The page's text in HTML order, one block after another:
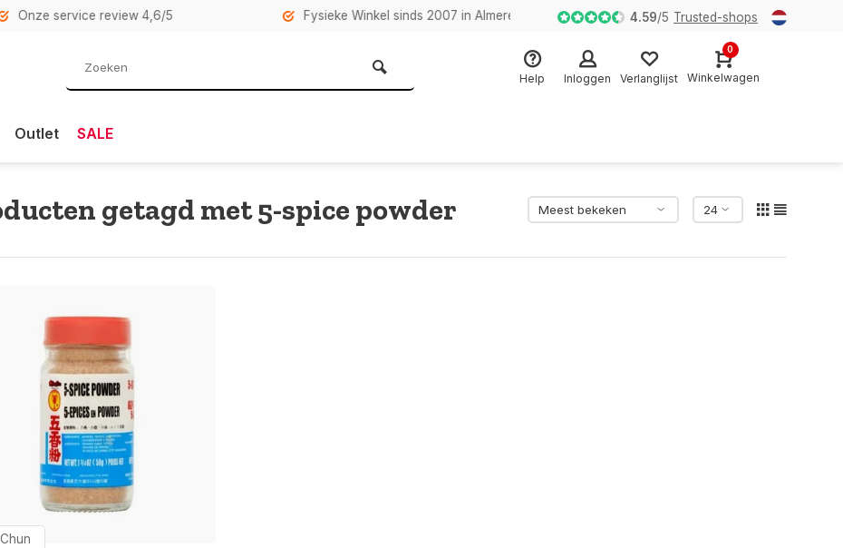
service review 4,6/5 Fysieke Winkel sinds 2007 in Almere 4.59/5 Trusted-shops
Help Inloggen Verlanglijst
0
Winkelwagen
Outlet SALE
getagd met 5-spice powder